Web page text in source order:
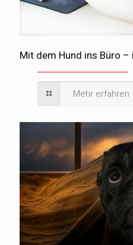
Mit dem Hund ins Büro
Mehr erfahren